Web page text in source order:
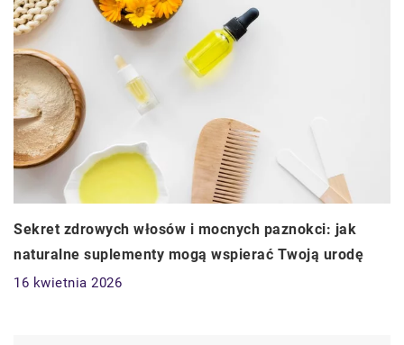
Sekret zdrowych włosów i mocnych paznokci: jak
naturalne suplementy mogą wspierać Twoją urodę
16 kwietnia 2026